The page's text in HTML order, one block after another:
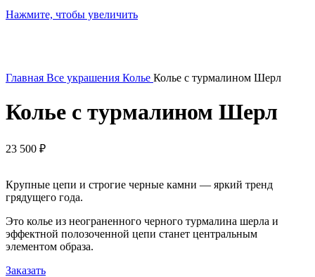
Нажмите, чтобы увеличить
Главная Все украшения Колье Колье с турмалином Шерл
Колье с турмалином Шерл
23 500 ₽
Крупные цепи и строгие черные камни — яркий тренд
грядущего года.
Это колье из неограненного черного турмалина шерла и
эффектной полозоченной цепи станет центральным
элементом образа.
Заказать